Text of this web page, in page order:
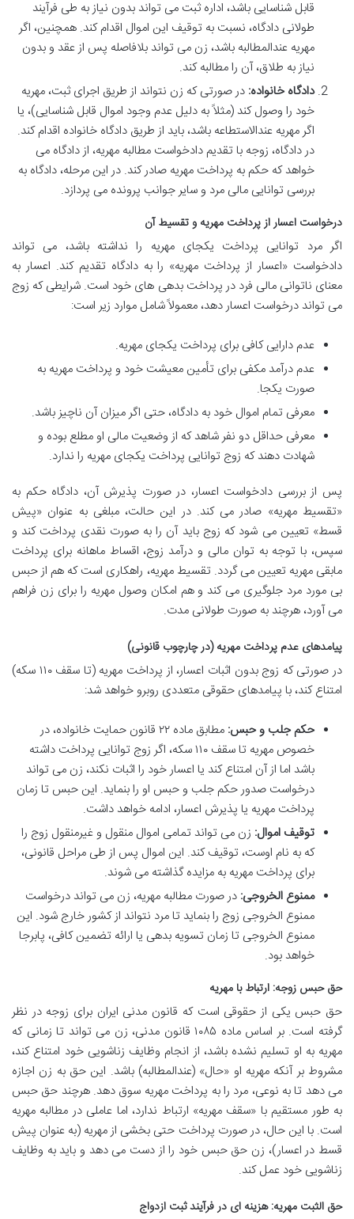
قابل شناسایی باشد، اداره ثبت می تواند بدون نیاز به طی فرآیند
طولانی دادگاه، نسبت به توقیف این اموال اقدام کند. همچنین، اگر
مهریه عندالمطالبه باشد، زن می تواند بلافاصله پس از عقد و بدون
نیاز به طلاق، آن را مطالبه کند.
دادگاه خانواده: در صورتی که زن نتواند از طریق اجرای ثبت، مهریه
خود را وصول کند (مثلاً به دلیل عدم وجود اموال قابل شناسایی)، یا
اگر مهریه عندالاستطاعه باشد، باید از طریق دادگاه خانواده اقدام کند.
در دادگاه، زوجه با تقدیم دادخواست مطالبه مهریه، از دادگاه می
خواهد که حکم به پرداخت مهریه صادر کند. در این مرحله، دادگاه به
بررسی توانایی مالی مرد و سایر جوانب پرونده می پردازد.
درخواست اعسار از پرداخت مهریه و تقسیط آن
اگر مرد توانایی پرداخت یکجای مهریه را نداشته باشد، می تواند
دادخواست «اعسار از پرداخت مهریه» را به دادگاه تقدیم کند. اعسار به
معنای ناتوانی مالی فرد در پرداخت بدهی های خود است. شرایطی که زوج
می تواند درخواست اعسار دهد، معمولاً شامل موارد زیر است:
عدم دارایی کافی برای پرداخت یکجای مهریه.
عدم درآمد مکفی برای تأمین معیشت خود و پرداخت مهریه به
صورت یکجا.
معرفی تمام اموال خود به دادگاه، حتی اگر میزان آن ناچیز باشد.
معرفی حداقل دو نفر شاهد که از وضعیت مالی او مطلع بوده و
شهادت دهند که زوج توانایی پرداخت یکجای مهریه را ندارد.
پس از بررسی دادخواست اعسار، در صورت پذیرش آن، دادگاه حکم به
«تقسیط مهریه» صادر می کند. در این حالت، مبلغی به عنوان «پیش
قسط» تعیین می شود که زوج باید آن را به صورت نقدی پرداخت کند و
سپس، با توجه به توان مالی و درآمد زوج، اقساط ماهانه برای پرداخت
مابقی مهریه تعیین می گردد. تقسیط مهریه، راهکاری است که هم از حبس
بی مورد مرد جلوگیری می کند و هم امکان وصول مهریه را برای زن فراهم
می آورد، هرچند به صورت طولانی مدت.
پیامدهای عدم پرداخت مهریه (در چارچوب قانونی)
در صورتی که زوج بدون اثبات اعسار، از پرداخت مهریه (تا سقف ۱۱۰ سکه)
امتناع کند، با پیامدهای حقوقی متعددی روبرو خواهد شد:
حکم جلب و حبس:
مطابق ماده ۲۲ قانون حمایت خانواده، در
خصوص مهریه تا سقف ۱۱۰ سکه، اگر زوج توانایی پرداخت داشته
باشد اما از آن امتناع کند یا اعسار خود را اثبات نکند، زن می تواند
درخواست صدور حکم جلب و حبس او را بنماید. این حبس تا زمان
پرداخت مهریه یا پذیرش اعسار، ادامه خواهد داشت.
توقیف اموال: زن می تواند تمامی اموال منقول و غیرمنقول زوج را
که به نام اوست، توقیف کند. این اموال پس از طی مراحل قانونی،
برای پرداخت مهریه به مزایده گذاشته می شوند.
ممنوع الخروجی: در صورت مطالبه مهریه، زن می تواند درخواست
ممنوع الخروجی زوج را بنماید تا مرد نتواند از کشور خارج شود. این
ممنوع الخروجی تا زمان تسویه بدهی یا ارائه تضمین کافی، پابرجا
خواهد بود.
حق حبس زوجه: ارتباط با مهریه
حق حبس یکی از حقوقی است که قانون مدنی ایران برای زوجه در نظر
گرفته است. بر اساس ماده ۱۰۸۵ قانون مدنی، زن می تواند تا زمانی که
مهریه به او تسلیم نشده باشد، از انجام وظایف زناشویی خود امتناع کند،
مشروط بر آنکه مهریه او «حال» (عندالمطالبه) باشد. این حق به زن اجازه
می دهد تا به نوعی، مرد را به پرداخت مهریه سوق دهد. هرچند حق حبس
به طور مستقیم با «سقف مهریه» ارتباط ندارد، اما عاملی در مطالبه مهریه
است. با این حال، در صورت پرداخت حتی بخشی از مهریه (به عنوان پیش
قسط در اعسار)، زن حق حبس خود را از دست می دهد و باید به وظایف
زناشویی خود عمل کند.
حق الثبت مهریه: هزینه ای در فرآیند ثبت ازدواج